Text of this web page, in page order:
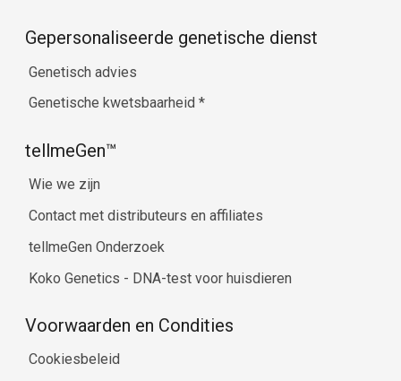
Gepersonaliseerde genetische dienst
Genetisch advies
Genetische kwetsbaarheid *
tellmeGen™
Wie we zijn
Contact met distributeurs en affiliates
tellmeGen Onderzoek
Koko Genetics - DNA-test voor huisdieren
Voorwaarden en Condities
Cookiesbeleid